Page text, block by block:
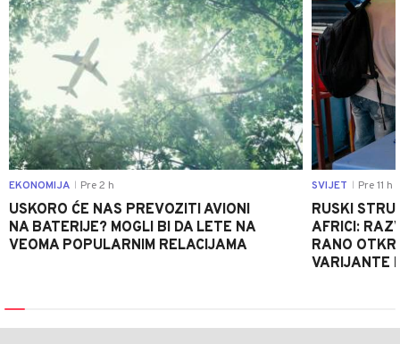
EKONOMIJA Pre 2 h
USKORO ĆE NAS PREVOZITI AVIONI
NA BATERIJE? MOGLI BI DA LETE NA
VEOMA POPULARNIM RELACIJAMA
SVIJET Pre 11 h
RUSKI
AFRICI:
RANO
VARIJANTE